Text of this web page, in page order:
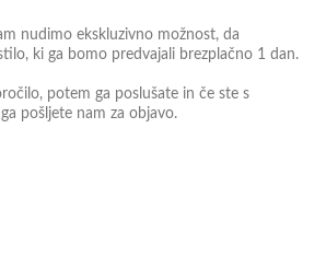
nudimo ekskluzivno možnost, da
ki ga bomo predvajali brezplačno 1 dan.
potem ga poslušate in če ste s
pošljete nam za objavo.